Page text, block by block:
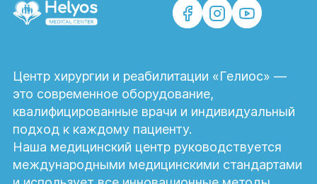
Exion — аппаратная коррекция
контуров тела и качества кожи в
Центре хирургии и реабилитации
«Гелиос»
Центр хирургии и реабилитации «Гелиос» —
это современное оборудование,
квалифицированные врачи и индивидуальный
подход к каждому пациенту.
Наша медицинский центр руководствуется
международными медицинскими стандартами